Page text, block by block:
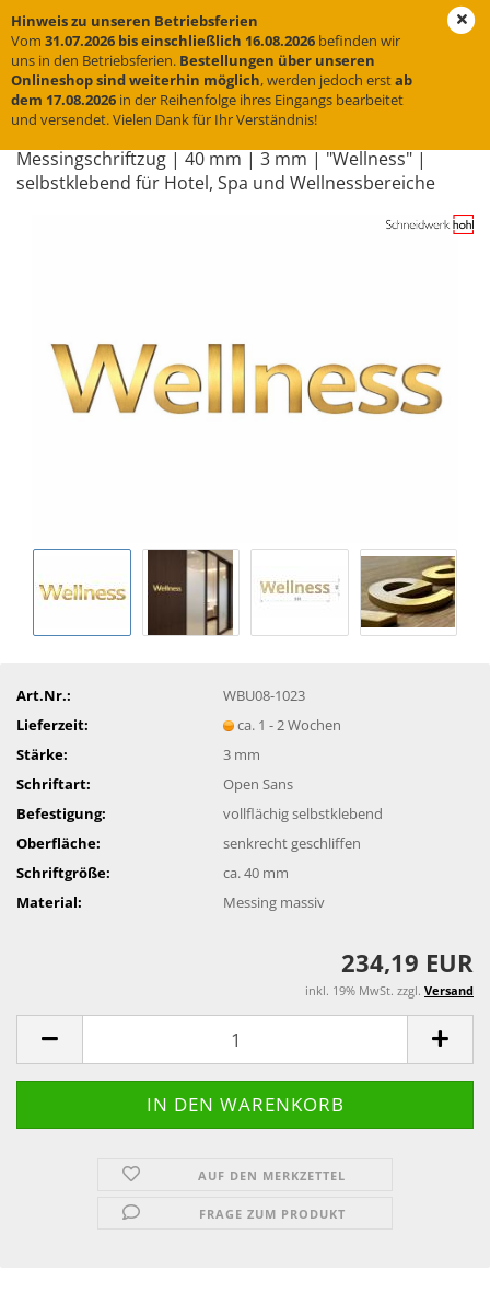
Hinweis zu unseren Betriebsferien
Vom 31.07.2026 bis einschließlich 16.08.2026 befinden wir
uns in den Betriebsferien. Bestellungen über unseren
Onlineshop sind weiterhin möglich, werden jedoch erstab
dem 17.08.2026 in der Reihenfolge ihres Eingangs bearbeitet
und versendet. Vielen Dank für Ihr Verständnis!
« Erster « zurück weiter »
Letzter »
31Artikel in dieser Kategorie
Mes­sing­schrift­zug | 40 mm | 3 mm | "Well­ness" |
selbst­kle­bend für Hotel, Spa und Well­ness­be­rei­che
Art.Nr.:
WBU08-1023
Lieferzeit:
ca. 1 - 2 Wochen
Stärke:
3 mm
Schriftart:
Open Sans
Befestigung:
vollflächig selbstklebend
Oberfläche:
senkrecht geschliffen
Schriftgröße:
ca. 40 mm
Material:
Messing massiv
234,19 EUR
inkl. 19% MwSt. zzgl. Versand
AUF DEN MERKZETTEL
FRAGE ZUM PRODUKT